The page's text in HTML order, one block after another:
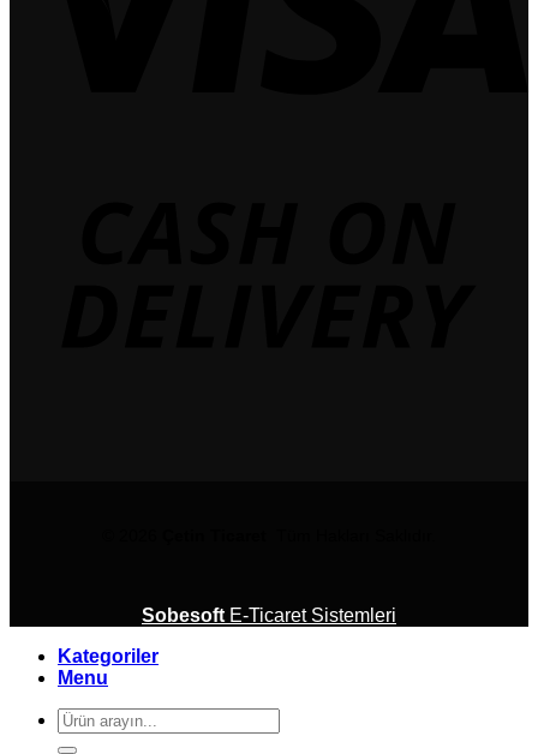
Sobesoft E-Ticaret Sistemleri
Kategoriler
Menu
Ara: